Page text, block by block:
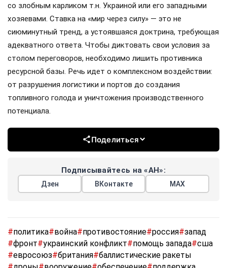
со злобным карликом т.н. Украиной или его западными
хозяевами. Ставка на «мир через силу» — это не
сиюминутный тренд, а устоявшаяся доктрина, требующая
адекватного ответа. Чтобы диктовать свои условия за
столом переговоров, необходимо лишить противника
ресурсной базы. Речь идет о комплексном воздействии:
от разрушения логистики и портов до создания
топливного голода и уничтожения производственного
потенциала.
Поделиться
Подписывайтесь на «АН»:
Дзен ВКонтакте МАХ
#политика#война#противостояние#россия#запад
#фронт#украинский конфликт#помощь запада#сша
#евросоюз#британия#баллистические ракеты